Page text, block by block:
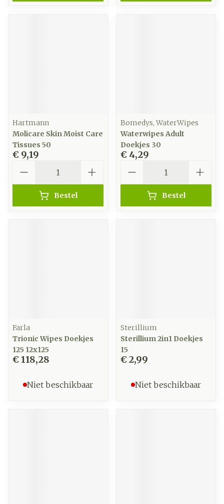
Hartmann
Molicare Skin Moist Care
Tissues 50
€ 9,19
Bestel
Bomedys, WaterWipes
Waterwipes Adult
Doekjes 30
€ 4,29
Bestel
Farla
Trionic Wipes Doekjes
125 12x125
€ 118,28
Niet beschikbaar
Sterillium
Sterillium 2in1 Doekjes
15
€ 2,99
Niet beschikbaar